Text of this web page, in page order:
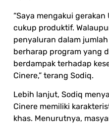
“Saya mengakui gerakan
cukup produktif.
penyaluran dalam
berharap program yang
berdampak terhadap
Cinere,” terang Sodiq.
Lebih lanjut, Sodiq
Cinere memiliki
khas. Menurutnya,